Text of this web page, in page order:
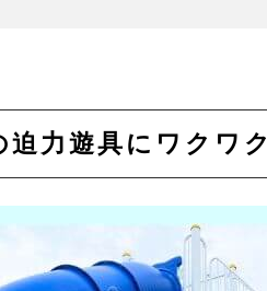
力遊具にワクワク